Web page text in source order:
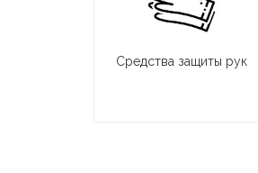
Средства защиты рук